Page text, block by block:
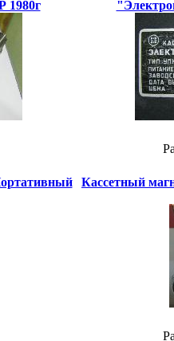
1980г
Кассетный